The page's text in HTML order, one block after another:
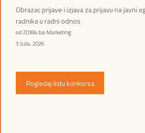
Obrazac prijave i izjava za prijavu na javni
radnika u radni odnos
od ZOI84.ba Marketing
3 Jula, 2026
Pogledaj listu konkursa